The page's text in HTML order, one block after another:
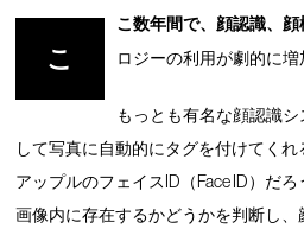
こ
こ数年間で、顔認識、
ロジーの利用が劇的に増
もっとも有名な顔認識
して写真に自動的にタグを付けてくれ
アップルのフェイスID（Face ID）だ
画像内に存在するかどうかを判断し